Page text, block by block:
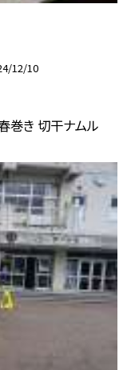
12/10
巻き 切干ナムル